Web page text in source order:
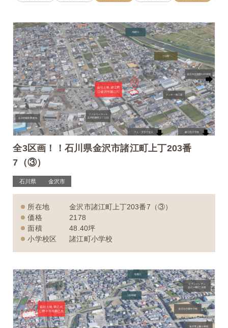
全3区画！！石川県金沢市諸江町上丁203番
7（③）
石川県 金沢市
所在地
金沢市諸江町上丁203番7（③）
価格
2178
面積
48.40坪
小学校区
諸江町小学校